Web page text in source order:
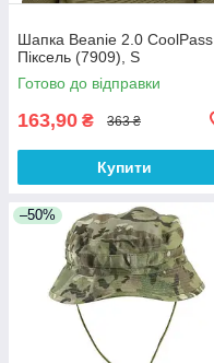
Шапка Beanie 2.0 CoolPass
Піксель (7909), S
Готово до відправки
163,90 ₴ 363 ₴
Купити
–50%